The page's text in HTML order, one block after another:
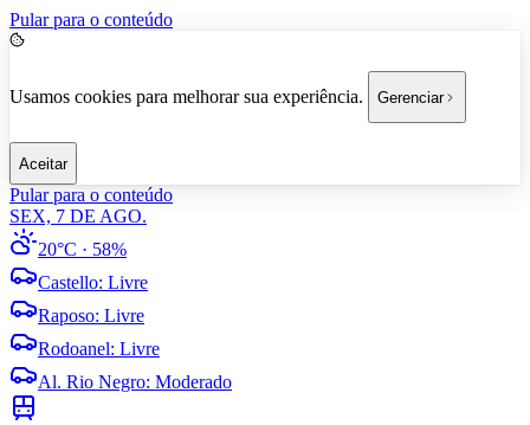
Pular para o conteúdo
Usamos cookies para melhorar sua experiência. Gerenciar
Aceitar
Pular para o conteúdo
SEX, 7 DE AGO.
20°C · 58%
Castello: Livre
Raposo: Livre
Rodoanel: Livre
Al. Rio Negro: Moderado